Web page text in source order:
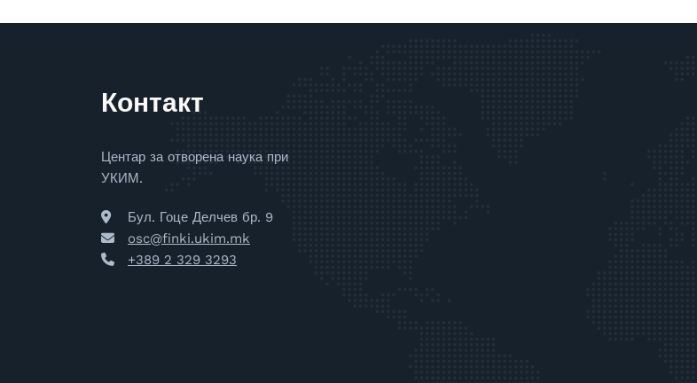
Контакт
Центар за отворена наука при
УКИМ.
Бул. Гоце Делчев бр. 9
osc@finki.ukim.mk
+389 2 329 3293